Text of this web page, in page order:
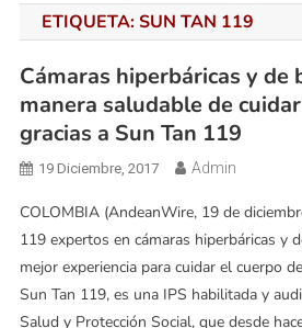
ETIQUETA:SUN TAN 119
Cámaras hiperbáricas y de
manera saludable de
gracias a Sun Tan 119
19 Diciembre, 2017 Admin
COLOMBIA (AndeanWire, 19 de
119 expertos en cámaras hiperbáricas y
mejor experiencia para cuidar el cuerpo
Sun Tan 119, es una IPS habilitada y
Salud y Protección Social, que desde